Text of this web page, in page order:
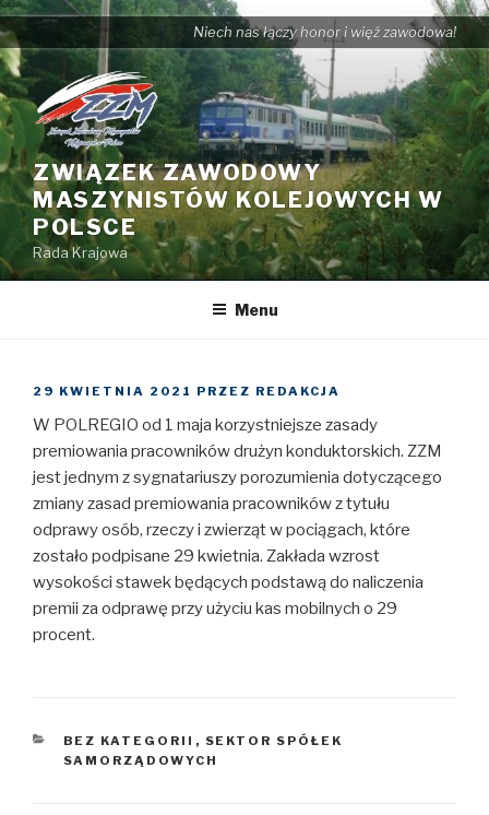
Przejdź
do
treści
Niech nas łączy honor i więź zawodowa!
ZWIĄZEK ZAWODOWY
MASZYNISTÓW KOLEJOWYCH W
POLSCE
Rada Krajowa
Menu
OPUBLIKOWANE
29 KWIETNIA 2021 PRZEZ REDAKCJA
W POLREGIO od 1 maja korzystniejsze zasady
premiowania pracowników drużyn konduktorskich. ZZM
jest jednym z sygnatariuszy porozumienia dotyczącego
zmiany zasad premiowania pracowników z tytułu
odprawy osób, rzeczy i zwierząt w pociągach, które
zostało podpisane 29 kwietnia. Zakłada wzrost
wysokości stawek będących podstawą do naliczenia
premii za odprawę przy użyciu kas mobilnych o 29
procent.
KATEGORIE
BEZ KATEGORII , SEKTOR SPÓŁEK
SAMORZĄDOWYCH